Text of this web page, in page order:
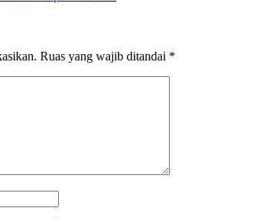
Ruas yang wajib ditandai *